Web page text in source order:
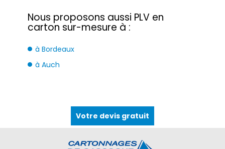
Nous proposons aussi PLV en
carton sur-mesure à :
à Bordeaux
à Auch
Votre devis gratuit